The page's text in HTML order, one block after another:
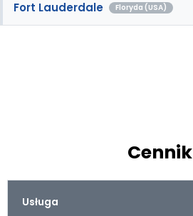
Fort Lauderdale Floryda (USA)
Cennik
Usługa